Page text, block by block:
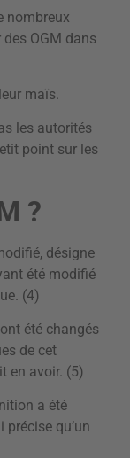
nombreux
OGM dans
maïs.
les autorités
point sur les
?
désigne
été modifié
(4)
été changés
de cet
en avoir. (5)
a été
qu’un